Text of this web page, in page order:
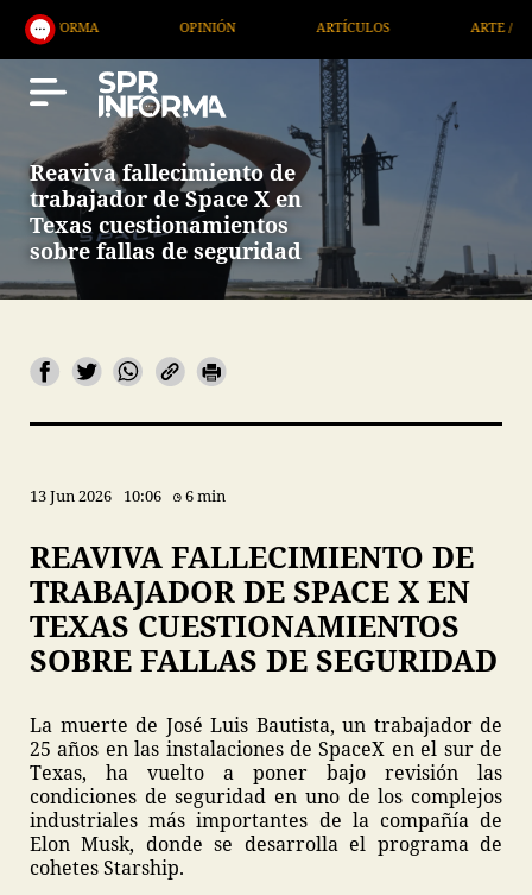
OPINIÓN ARTÍCULOS ARTE /
Reaviva fallecimiento de
trabajador de Space X en
Texas cuestionamientos
sobre fallas de seguridad
13 Jun 2026 10:06 6 min
REAVIVA FALLECIMIENTO DE
TRABAJADOR DE SPACE X EN
TEXAS CUESTIONAMIENTOS
SOBRE FALLAS DE SEGURIDAD
La muerte de José Luis Bautista, un trabajador de
25 años en las instalaciones de SpaceX en el sur de
Texas, ha vuelto a poner bajo revisión las
condiciones de seguridad en uno de los complejos
industriales más importantes de la compañía de
Elon Musk, donde se desarrolla el programa de
cohetes Starship.